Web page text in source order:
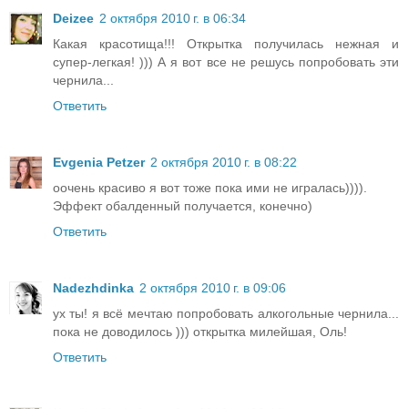
Deizee 2 октября 2010 г. в 06:34
Какая красотища!!! Открытка получилась нежная и
супер-легкая! ))) А я вот все не решусь попробовать эти
чернила...
Ответить
Evgenia Petzer 2 октября 2010 г. в 08:22
оочень красиво я вот тоже пока ими не игралась)))).
Эффект обалденный получается, конечно)
Ответить
Nadezhdinka 2 октября 2010 г. в 09:06
ух ты! я всё мечтаю попробовать алкогольные чернила...
пока не доводилось ))) открытка милейшая, Оль!
Ответить